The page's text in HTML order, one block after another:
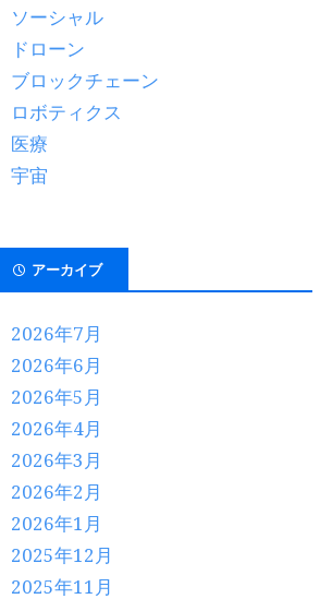
ソーシャル
ドローン
ブロックチェーン
ロボティクス
医療
宇宙
アーカイブ
2026年7月
2026年6月
2026年5月
2026年4月
2026年3月
2026年2月
2026年1月
2025年12月
2025年11月